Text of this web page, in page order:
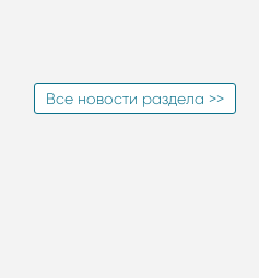
Все новости раздела >>